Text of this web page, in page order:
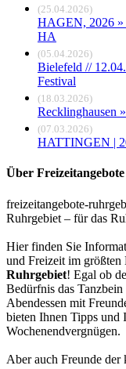
(25.04.2026)
HAGEN, 2026 »
HA
(05.04.2026)
Bielefeld //
Festival
(18.03.2026)
Recklinghausen
(07.03.2026)
HATTINGEN |
Über
freizeitangebote-
Ruhrgebiet – für das
Hier finden Sie
und Freizeit im größten
Ruhrgebiet! Egal ob
Bedürfnis das
Abendessen mit
bieten Ihnen Tipps und
Wochenendvergnügen.
Aber auch Freunde